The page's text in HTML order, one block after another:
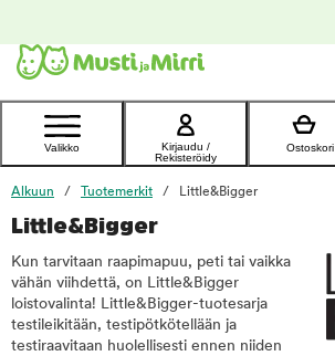
Ota yhteyttä
asiakaspalveluun
Valikko
Kirjaudu /
Rekisteröidy
Ostoskori
Alkuun Tuotemerkit Little&Bigger
Little&Bigger
Kun tarvitaan raapimapuu, peti tai vaikka
vähän viihdettä, on Little&Bigger
loistovalinta! Little&Bigger-tuotesarja
testileikitään, testipötkötellään ja
testiraavitaan huolellisesti ennen niiden